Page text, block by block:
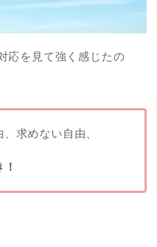
応を見て強く感じたの
求めない自由、